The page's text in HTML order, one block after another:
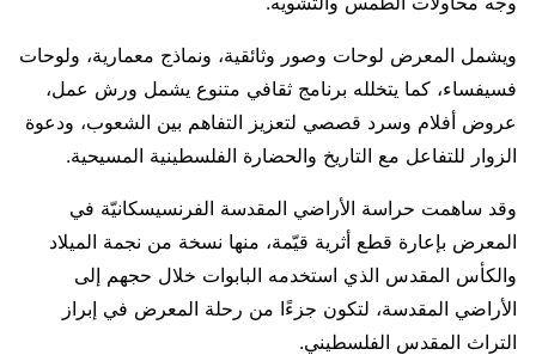
ويشمل المعرض لوحات وصور وثائقية، ونماذج معمارية، ولوحات
فسيفساء، كما يتخلله برنامج ثقافي متنوع يشمل ورش عمل،
عروض أفلام وسرد قصصي لتعزيز التفاهم بين الشعوب، ودعوة
الزوار للتفاعل مع التاريخ والحضارة الفلسطينية المسيحية.
وقد ساهمت حراسة الأراضي المقدسة الفرنسيسكانيّة في
المعرض بإعارة قطع أثرية قيّمة، منها نسخة من نجمة الميلاد
والكأس المقدس الذي استخدمه البابوات خلال حجهم إلى
الأراضي المقدسة، لتكون جزءًا من رحلة المعرض في إبراز
التراث المقدس الفلسطيني.